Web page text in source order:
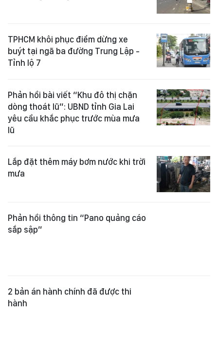
TPHCM khôi phục điểm dừng xe
buýt tại ngã ba đường Trung Lập -
Tỉnh lộ 7
Phản hồi bài viết “Khu đô thị chặn
dòng thoát lũ”: UBND tỉnh Gia Lai
yêu cầu khắc phục trước mùa mưa
lũ
Lắp đặt thêm máy bơm nước khi trời
mưa
Phản hồi thông tin “Pano quảng cáo
sắp sập”
hành